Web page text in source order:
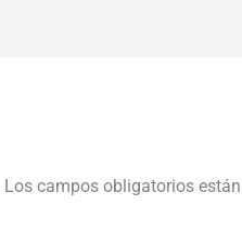
Los campos obligatorios están